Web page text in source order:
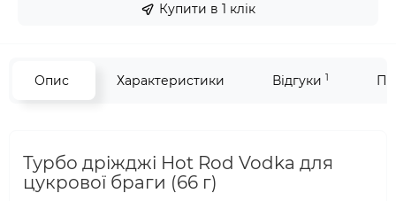
Купити в 1 клік
Опис Характеристики Відгуки 1
Турбо дріжджі Hot Rod Vodka для
цукрової браги (66 г)